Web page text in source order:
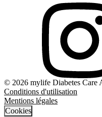
© 2026 mylife Diabetes Care
Conditions d'utilisation
Mentions légales
Cookies